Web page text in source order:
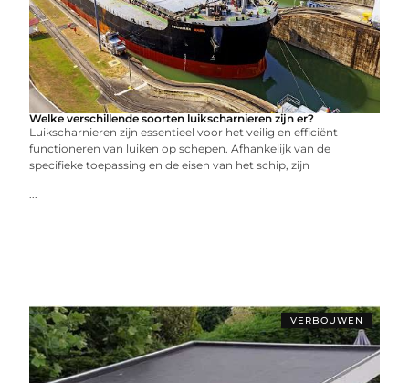
Welke verschillende soorten luikscharnieren zijn er?
Luikscharnieren zijn essentieel voor het veilig en efficiënt
functioneren van luiken op schepen. Afhankelijk van de
specifieke toepassing en de eisen van het schip, zijn
...
VERBOUWEN